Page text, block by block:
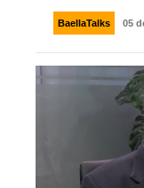
BaellaTalks 05